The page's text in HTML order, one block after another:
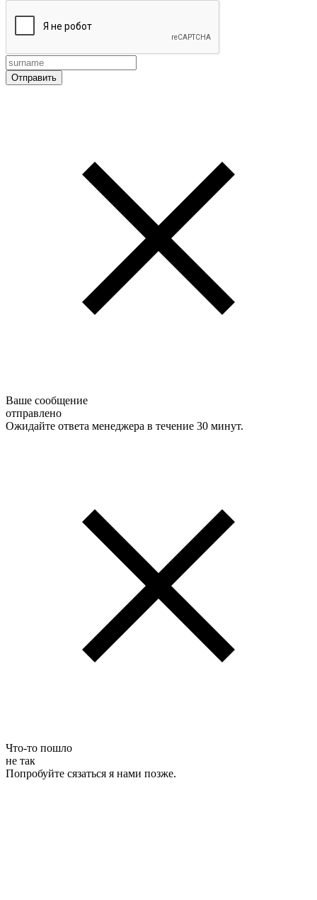
Ваше сообщение
отправлено
Ожидайте ответа менеджера в течение 30 минут.
Что-то пошло
не так
Попробуйте сязаться я нами позже.